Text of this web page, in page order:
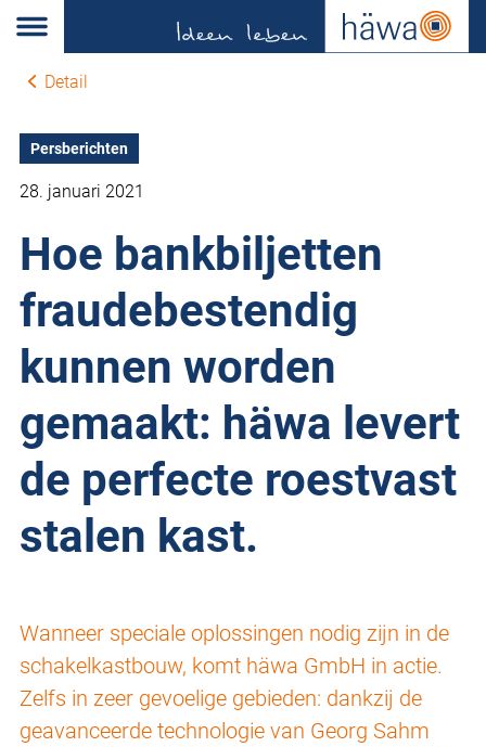
Detail
Persberichten
28. januari 2021
Hoe bankbiljetten
fraudebestendig
kunnen worden
gemaakt: häwa levert
de perfecte roestvast
stalen kast.
Wanneer speciale oplossingen nodig zijn in de
schakelkastbouw, komt häwa GmbH in actie.
Zelfs in zeer gevoelige gebieden: dankzij de
geavanceerde technologie van Georg Sahm